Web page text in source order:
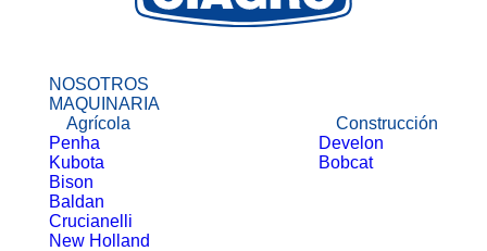
NOSOTROS
MAQUINARIA
Agrícola
Penha
Kubota
Bison
Baldan
Crucianelli
New Holland
Construcción
Develon
Bobcat